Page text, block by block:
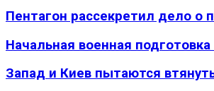
Пентагон рассекретил дело о
Начальная военная
Запад и Киев пытаются